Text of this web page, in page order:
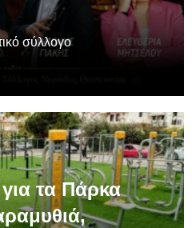
σύλλογο
τα Πάρκα